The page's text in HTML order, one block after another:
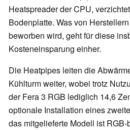
Heatspreader der CPU,
Bodenplatte. Was von
beworben wird, geht für diese
Kosteneinsparung einher.
Die Heatpipes leiten die
Kühlturm weiter, wobei trotz
der Fera 3 RGB lediglich 14,6
optionale Installation eines
das mitgelieferte Modell ist